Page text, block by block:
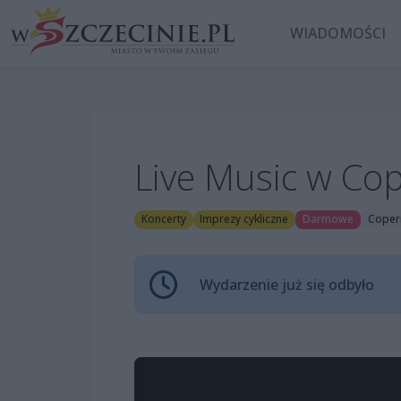
WIADOMOŚCI
Live Music w
Koncerty Imprezy cykliczne Darmowe
Wydarzenie już się odbyło